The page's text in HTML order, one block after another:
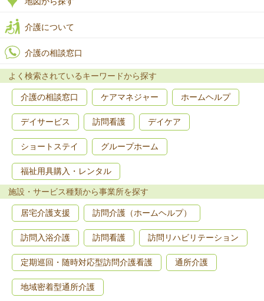
介護について
介護の相談窓口
よく検索されているキーワードから探す
介護の相談窓口 ケアマネジャー ホームヘルプ
デイサービス 訪問看護 デイケア
ショートステイ グループホーム
福祉用具購入・レンタル
施設・サービス種類から事業所を探す
居宅介護支援 訪問介護（ホームヘルプ）
訪問入浴介護 訪問看護 訪問リハビリテーション
定期巡回・随時対応型訪問介護看護 通所介護
地域密着型通所介護